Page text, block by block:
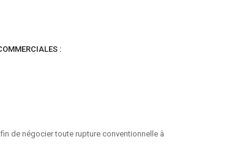
:
de négocier toute rupture conventionnelle à